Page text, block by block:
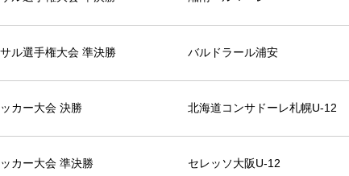
ル選手権大会 準決勝 バルドラール浦安
カー大会 決勝 北海道コンサドーレ札幌U-12
カー大会 準決勝 セレッソ大阪U-12